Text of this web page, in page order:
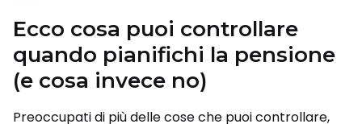
Ecco cosa puoi controllare
quando pianifichi la pensione
(e cosa invece no)
Preoccupati di più delle cose che puoi controllare,